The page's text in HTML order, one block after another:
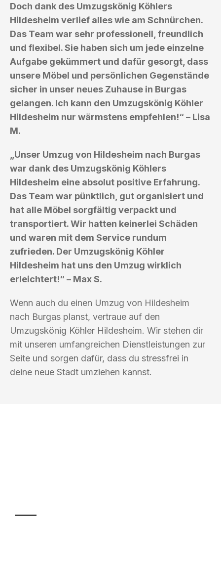
Doch dank des Umzugskönig Köhlers
Hildesheim verlief alles wie am Schnürchen.
Das Team war sehr professionell, freundlich
und flexibel. Sie haben sich um jede einzelne
Aufgabe gekümmert und dafür gesorgt, dass
unsere Möbel und persönlichen Gegenstände
sicher in unser neues Zuhause in Burgas
gelangen. Ich kann den Umzugskönig Köhler
Hildesheim nur wärmstens empfehlen!“ – Lisa
M.
„Unser Umzug von Hildesheim nach Burgas
war dank des Umzugskönig Köhlers
Hildesheim eine absolut positive Erfahrung.
Das Team war pünktlich, gut organisiert und
hat alle Möbel sorgfältig verpackt und
transportiert. Wir hatten keinerlei Schäden
und waren mit dem Service rundum
zufrieden. Der Umzugskönig Köhler
Hildesheim hat uns den Umzug wirklich
erleichtert!“ – Max S.
Wenn auch du einen Umzug von Hildesheim
nach Burgas planst, vertraue auf den
Umzugskönig Köhler Hildesheim. Wir stehen dir
mit unseren umfangreichen Dienstleistungen zur
Seite und sorgen dafür, dass du stressfrei in
deine neue Stadt umziehen kannst.